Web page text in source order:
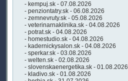
- kempuj.sk - 07.08.2026
- penziontatry.sk - 06.08.2026
- zemnevruty.sk - 05.08.2026
- veterinarnaklinika.sk - 04.08.2026
- potrat.sk - 04.08.2026
- homestudio.sk - 04.08.2026
- kadernickysalon.sk - 04.08.2026
- sperkar.sk - 03.08.2026
- welten.sk - 02.08.2026
- slovenskaenergetika.sk - 01.08.2026
- kladivo.sk - 01.08.2026